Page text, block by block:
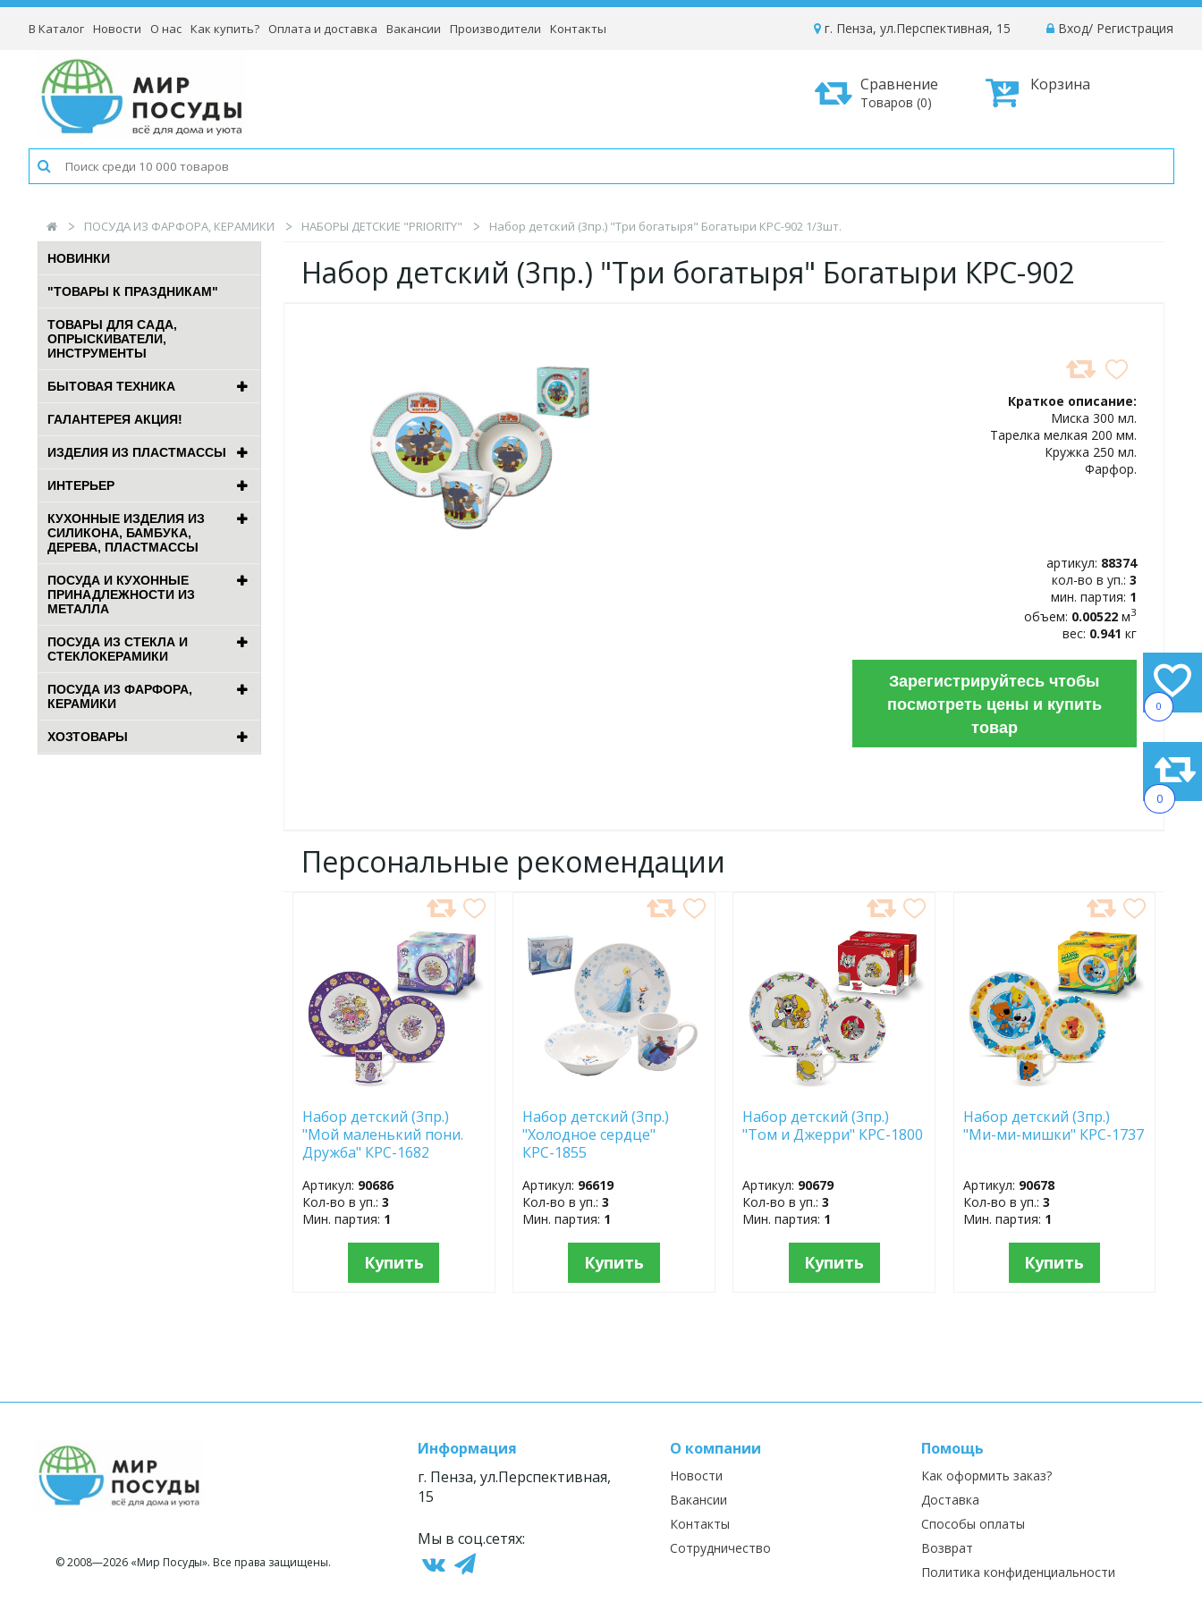
0
0
В Каталог Новости О нас Как купить? Оплата и доставка Вакансии Производители Контакты Вход/ Регистрация
г. Пенза, ул.Перспективная, 15
Корзина
Сравнение
Товаров (0)
ПОСУДА ИЗ ФАРФОРА, КЕРАМИКИ НАБОРЫ ДЕТСКИЕ "PRIORITY" Набор детский (3пр.) "Три богатыря" Богатыри КРС-902 1/3шт.
НОВИНКИ
"ТОВАРЫ К ПРАЗДНИКАМ"
ТОВАРЫ ДЛЯ САДА,
ОПРЫСКИВАТЕЛИ,
ИНСТРУМЕНТЫ
БЫТОВАЯ ТЕХНИКА
ГАЛАНТЕРЕЯ АКЦИЯ!
ИЗДЕЛИЯ ИЗ ПЛАСТМАССЫ
ИНТЕРЬЕР
КУХОННЫЕ ИЗДЕЛИЯ ИЗ
СИЛИКОНА, БАМБУКА,
ДЕРЕВА, ПЛАСТМАССЫ
ПОСУДА И КУХОННЫЕ
ПРИНАДЛЕЖНОСТИ ИЗ
МЕТАЛЛА
ПОСУДА ИЗ СТЕКЛА И
СТЕКЛОКЕРАМИКИ
ПОСУДА ИЗ ФАРФОРА,
КЕРАМИКИ
ХОЗТОВАРЫ
Набор детский (3пр.) "Три богатыря" Богатыри КРС-902
Краткое описание:
Миска 300 мл.
Тарелка мелкая 200 мм.
Кружка 250 мл.
Фарфор.
артикул: 88374
кол-во в уп.: 3
мин. партия: 1
объем: 0.00522 м3
вес: 0.941 кг
Зарегистрируйтесь чтобы
посмотреть цены и купить
товар
Персональные рекомендации
Набор детский (3пр.)
"Мой маленький пони.
Дружба" КРС-1682
Артикул: 90686
Кол-во в уп.:3
Мин. партия: 1
Купить
В
ИЗБРАННОЕ
Набор детский (3пр.)
"Холодное сердце"
КРС-1855
Артикул: 96619
Кол-во в уп.:3
Мин. партия: 1
Купить
Набор детский (3пр.)
"Том и Джерри" КРС-1800
Артикул: 90679
Кол-во в уп.:3
Мин. партия: 1
Купить
Набор детский (3пр.)
"Ми-ми-мишки" КРС-1737
Артикул: 90678
Кол-во в уп.: 3
Мин. партия: 1
Купить
© 2008—2026 «Мир Посуды». Все права защищены.
Информация
г. Пенза, ул.Перспективная,
15
Мы в соц.сетях:
О компании
Новости
Вакансии
Контакты
Сотрудничество
Помощь
Как оформить заказ?
Доставка
Способы оплаты
Возврат
Политика конфиденциальности